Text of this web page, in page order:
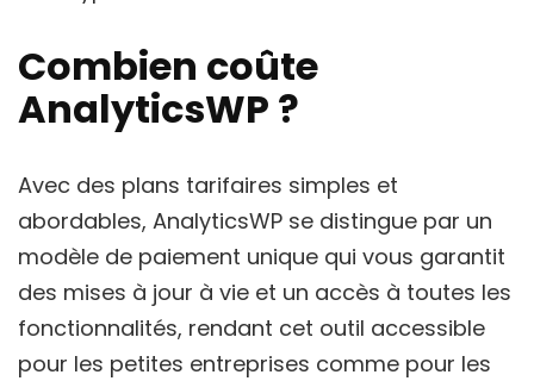
Combien coûte
AnalyticsWP ?
Avec des plans tarifaires simples et
abordables, AnalyticsWP se distingue par un
modèle de paiement unique qui vous garantit
des mises à jour à vie et un accès à toutes les
fonctionnalités, rendant cet outil accessible
pour les petites entreprises comme pour les